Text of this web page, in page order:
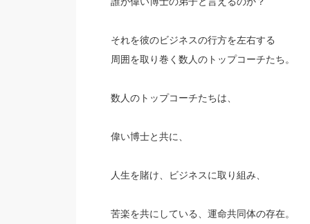
それを彼のビジネスの行方を左右する
周囲を取り巻く数人のトップコーチたち。
数人のトップコーチたちは、
偉い博士と共に、
人生を賭け、ビジネスに取り組み、
苦楽を共にしている、運命共同体の存在。